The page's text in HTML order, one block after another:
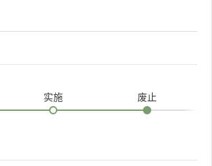
实施 废止